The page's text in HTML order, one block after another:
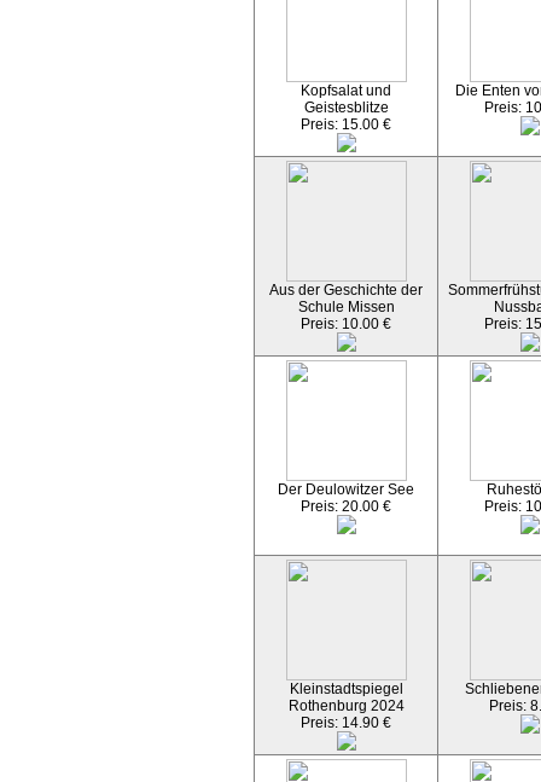
Kopfsalat und
Geistesblitze
Preis: 15.00 €
Die Enten
Preis:
Aus der Geschichte der
Schule Missen
Preis: 10.00 €
Preis:
Der Deulowitzer See
Preis: 20.00 €
Preis:
Kleinstadtspiegel
Rothenburg 2024
Preis: 14.90 €
Preis: